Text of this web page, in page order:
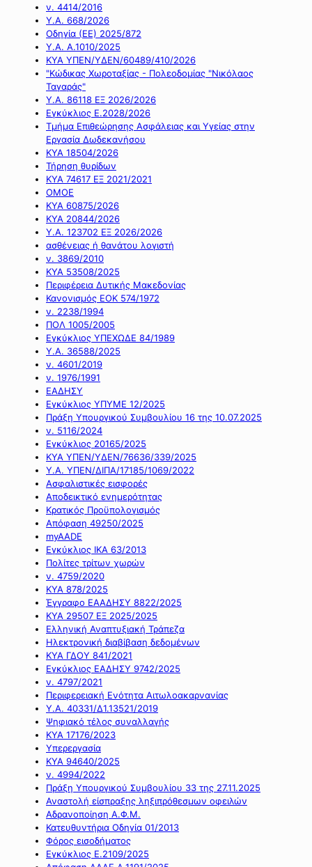
ν. 4414/2016
Y.A. 668/2026
Οδηγία (ΕΕ) 2025/872
Υ.Α. Α.1010/2025
ΚΥΑ ΥΠΕΝ/ΥΔΕΝ/60489/410/2026
"Κώδικας Χωροταξίας - Πολεοδομίας "Νικόλαος
Ταγαράς"
Υ.Α. 86118 ΕΞ 2026/2026
Εγκύκλιος Ε.2028/2026
Τμήμα Επιθεώρησης Ασφάλειας και Υγείας στην
Εργασία Δωδεκανήσου
ΚΥΑ 18504/2026
Τήρηση θυρίδων
ΚΥΑ 74617 ΕΞ 2021/2021
ΟΜΟΕ
ΚΥΑ 60875/2026
ΚΥΑ 20844/2026
Υ.Α. 123702 ΕΞ 2026/2026
ασθένειας ή θανάτου λογιστή
ν. 3869/2010
ΚΥΑ 53508/2025
Περιφέρεια Δυτικής Μακεδονίας
Κανονισμός ΕΟΚ 574/1972
ν. 2238/1994
ΠΟΛ 1005/2005
Εγκύκλιος ΥΠΕΧΩΔΕ 84/1989
Υ.Α. 36588/2025
ν. 4601/2019
ν. 1976/1991
ΕΑΔΗΣΥ
Εγκύκλιος ΥΠΥΜΕ 12/2025
Πράξη Υπουργικού Συμβουλίου 16 της 10.07.2025
ν. 5116/2024
Εγκύκλιος 20165/2025
ΚΥΑ ΥΠΕΝ/ΥΔΕΝ/76636/339/2025
Υ.Α. ΥΠΕΝ/ΔΙΠΑ/17185/1069/2022
Ασφαλιστικές εισφορές
Αποδεικτικό ενημερότητας
Κρατικός Προϋπολογισμός
Απόφαση 49250/2025
myAADE
Εγκύκλιος ΙΚΑ 63/2013
Πολίτες τρίτων χωρών
ν. 4759/2020
ΚΥΑ 878/2025
Έγγραφο ΕΑΑΔΗΣΥ 8822/2025
ΚΥΑ 29507 ΕΞ 2025/2025
Ελληνική Αναπτυξιακή Τράπεζα
Ηλεκτρονική διαβίβαση δεδομένων
ΚΥΑ ΓΔΟΥ 841/2021
Εγκύκλιος ΕΑΔΗΣΥ 9742/2025
ν. 4797/2021
Περιφερειακή Ενότητα Αιτωλοακαρνανίας
Υ.Α. 40331/Δ1.13521/2019
Ψηφιακό τέλος συναλλαγής
ΚΥΑ 17176/2023
Υπερεργασία
ΚΥΑ 94640/2025
ν. 4994/2022
Πράξη Υπουργικού Συμβουλίου 33 της 27.11.2025
Αναστολή είσπραξης ληξιπρόθεσμων οφειλών
Αδρανοποίηση Α.Φ.Μ.
Κατευθυντήρια Οδηγία 01/2013
Φόρος εισοδήματος
Εγκύκλιος Ε.2109/2025